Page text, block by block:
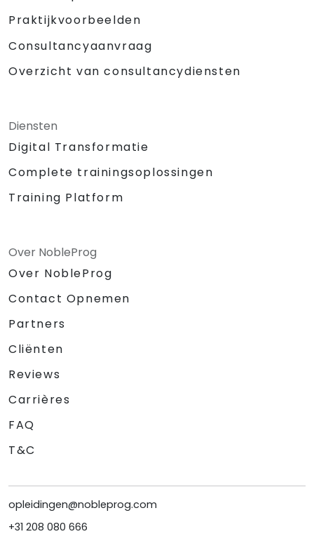
Praktijkvoorbeelden
Consultancyaanvraag
Overzicht van consultancydiensten
Diensten
Digital Transformatie
Complete trainingsoplossingen
Training Platform
Over NobleProg
Over NobleProg
Contact Opnemen
Partners
Cliënten
Reviews
Carrières
FAQ
T&C
opleidingen@nobleprog.com
+31 208 080 666